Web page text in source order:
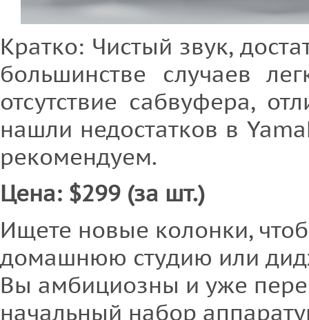
Кратко: Чистый звук,
большинстве случаев
отсутствие сабвуфера,
нашли недостатков в
рекомендуем.
Цена: $299 (за шт.)
Ищете новые колонки,
домашнюю студию или
Вы амбициозны и уже
начальный набор